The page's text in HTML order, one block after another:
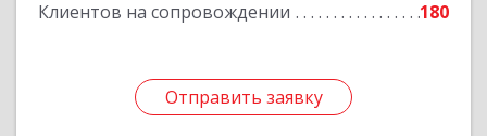
Клиентов на сопровождении 180
Отправить заявку
Отправить заявку